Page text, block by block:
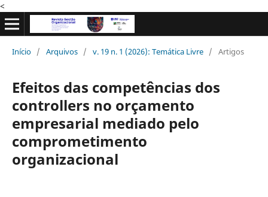
<
Início / Arquivos / v. 19 n. 1 (2026): Temática Livre / Artigos
Efeitos das competências dos
controllers no orçamento
empresarial mediado pelo
comprometimento
organizacional